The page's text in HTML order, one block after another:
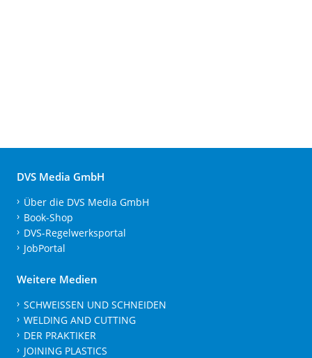
DVS Media GmbH
Über die DVS Media GmbH
Book-Shop
DVS-Regelwerksportal
JobPortal
Weitere Medien
SCHWEISSEN UND SCHNEIDEN
WELDING AND CUTTING
DER PRAKTIKER
JOINING PLASTICS